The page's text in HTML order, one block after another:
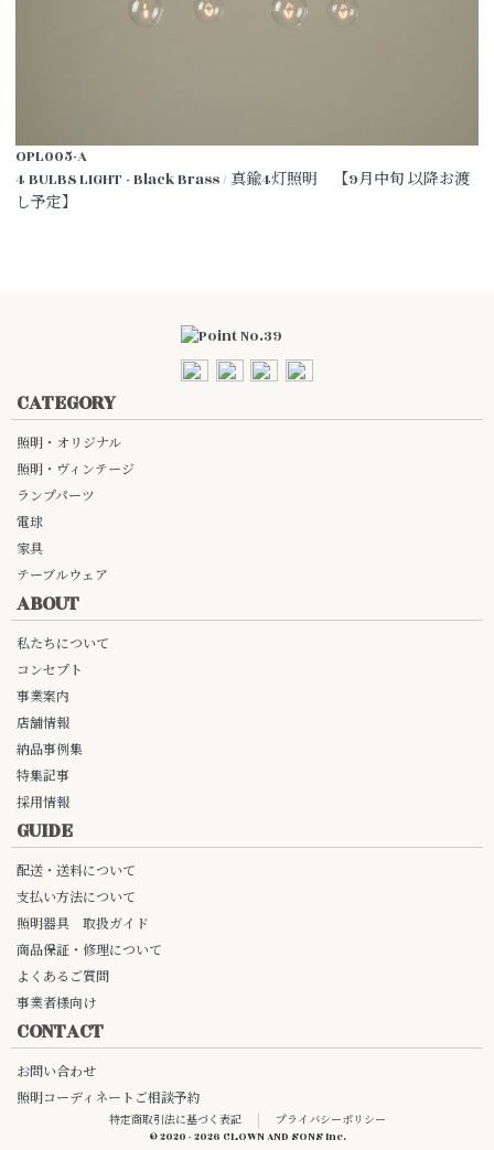
OPL005-A
4 BULBS LIGHT - Black Brass / 真鍮4灯照明 【9月中旬 以降お渡
し予定】
CATEGORY
照明・オリジナル
照明・ヴィンテージ
ランプパーツ
電球
家具
テーブルウェア
ABOUT
私たちについて
コンセプト
事業案内
店舗情報
納品事例集
特集記事
採用情報
GUIDE
配送・送料について
支払い方法について
照明器具 取扱ガイド
商品保証・修理について
よくあるご質問
事業者様向け
CONTACT
お問い合わせ
照明コーディネートご相談予約
特定商取引法に基づく表記
プライバシーポリシー
© 2020 - 2026 CLOWN AND SONS Inc.